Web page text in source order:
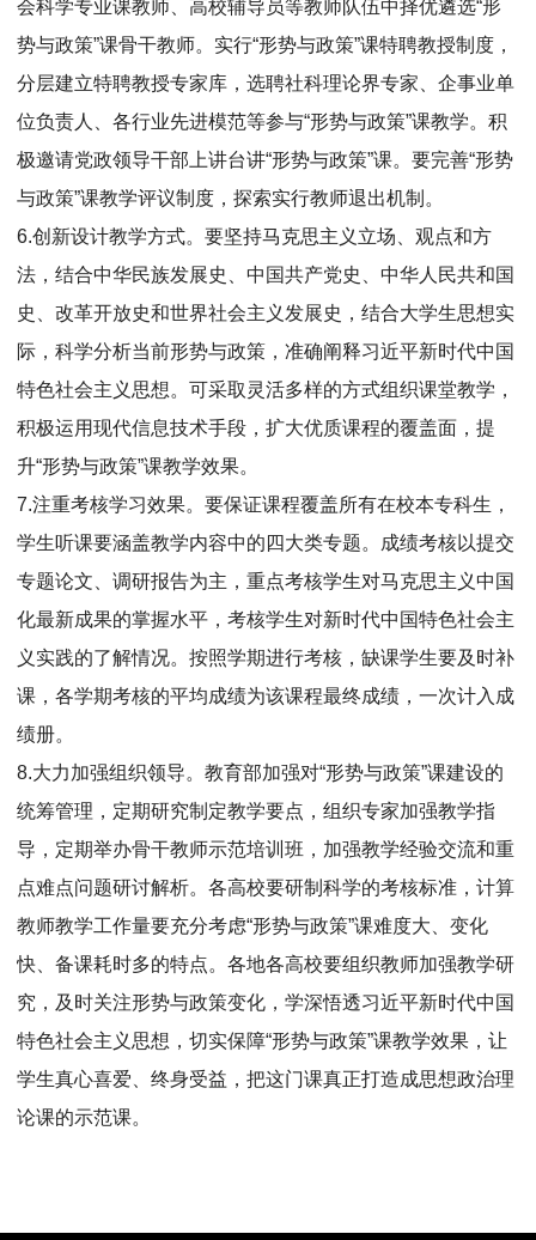
会科学专业课教师、高校辅导员等教师队伍中择优遴选“形
势与政策”课骨干教师。实行“形势与政策”课特聘教授制度，
分层建立特聘教授专家库，选聘社科理论界专家、企事业单
位负责人、各行业先进模范等参与“形势与政策”课教学。积
极邀请党政领导干部上讲台讲“形势与政策”课。要完善“形势
与政策”课教学评议制度，探索实行教师退出机制。
6.创新设计教学方式。要坚持马克思主义立场、观点和方
法，结合中华民族发展史、中国共产党史、中华人民共和国
史、改革开放史和世界社会主义发展史，结合大学生思想实
际，科学分析当前形势与政策，准确阐释习近平新时代中国
特色社会主义思想。可采取灵活多样的方式组织课堂教学，
积极运用现代信息技术手段，扩大优质课程的覆盖面，提
升“形势与政策”课教学效果。
7.注重考核学习效果。要保证课程覆盖所有在校本专科生，
学生听课要涵盖教学内容中的四大类专题。成绩考核以提交
专题论文、调研报告为主，重点考核学生对马克思主义中国
化最新成果的掌握水平，考核学生对新时代中国特色社会主
义实践的了解情况。按照学期进行考核，缺课学生要及时补
课，各学期考核的平均成绩为该课程最终成绩，一次计入成
绩册。
8.大力加强组织领导。教育部加强对“形势与政策”课建设的
统筹管理，定期研究制定教学要点，组织专家加强教学指
导，定期举办骨干教师示范培训班，加强教学经验交流和重
点难点问题研讨解析。各高校要研制科学的考核标准，计算
教师教学工作量要充分考虑“形势与政策”课难度大、变化
快、备课耗时多的特点。各地各高校要组织教师加强教学研
究，及时关注形势与政策变化，学深悟透习近平新时代中国
特色社会主义思想，切实保障“形势与政策”课教学效果，让
学生真心喜爱、终身受益，把这门课真正打造成思想政治理
论课的示范课。